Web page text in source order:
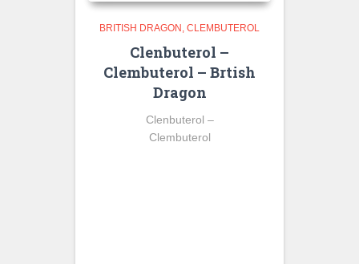
BRITISH DRAGON CLEMBUTEROL
Clenbuterol –
Clembuterol – Brtish
Dragon
Clenbuterol –
Clembuterol